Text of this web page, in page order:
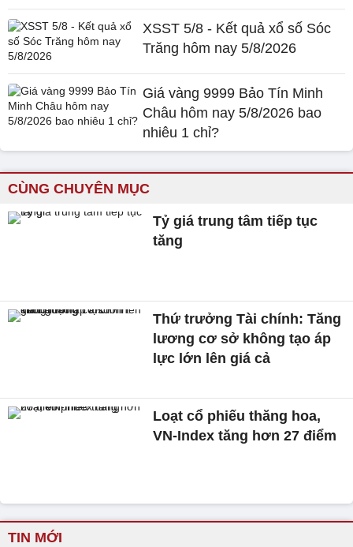
XSST 5/8 - Kết quả xổ số Sóc
Trăng hôm nay 5/8/2026
Giá vàng 9999 Bảo Tín Minh
Châu hôm nay 5/8/2026 bao
nhiêu 1 chỉ?
CÙNG CHUYÊN MỤC
Tỷ giá trung tâm tiếp tục
tăng
Thứ trưởng Tài chính: Tăng
lương cơ sở không tạo áp
lực lớn lên giá cả
Loạt cổ phiếu thăng hoa,
VN-Index tăng hơn 27 điểm
TIN MỚI